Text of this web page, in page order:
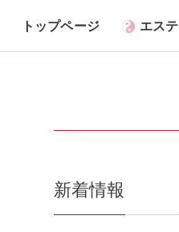
トップページ エステ
新着情報